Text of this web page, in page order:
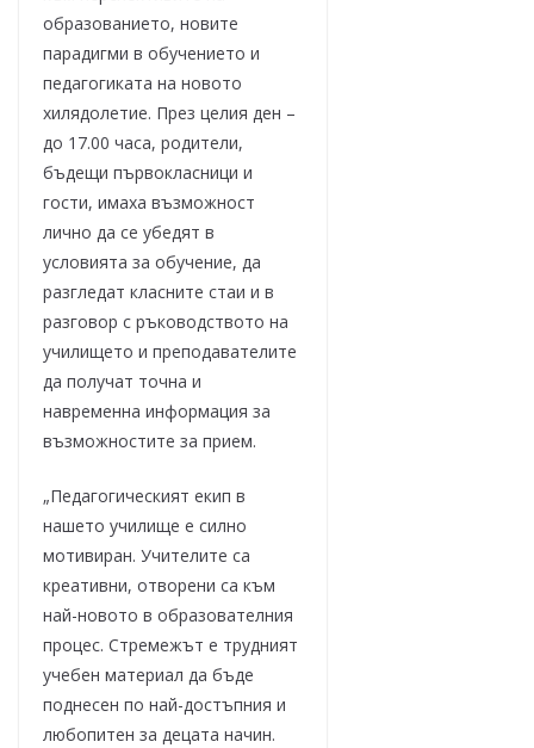
образованието, новите
парадигми в обучението и
педагогиката на новото
хилядолетие. През целия ден –
до 17.00 часа, родители,
бъдещи първокласници и
гости, имаха възможност
лично да се убедят в
условията за обучение, да
разгледат класните стаи и в
разговор с ръководството на
училището и преподавателите
да получат точна и
навременна информация за
възможностите за прием.
„Педагогическият екип в
нашето училище е силно
мотивиран. Учителите са
креативни, отворени са към
най-новото в образователния
процес. Стремежът е трудният
учебен материал да бъде
поднесен по най-достъпния и
любопитен за децата начин.